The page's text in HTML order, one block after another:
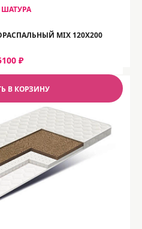
ШАТУРА
MIX 120Х200
₽
В КОРЗИНУ